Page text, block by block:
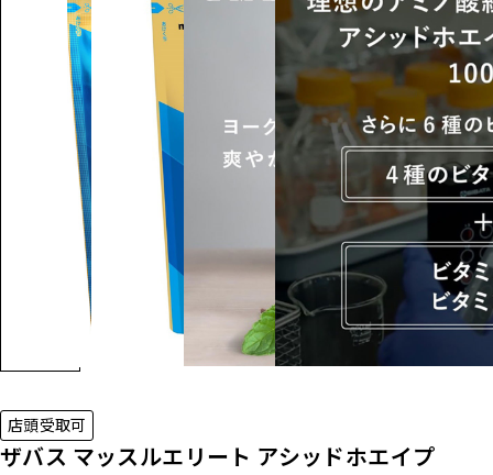
店頭受取可
ザバス マッスルエリート アシッドホエイプ